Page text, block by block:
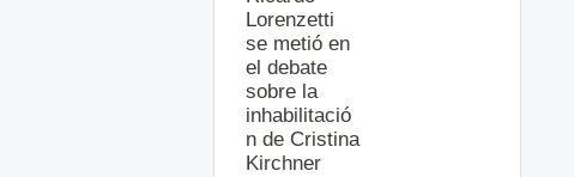
Lorenzetti
se metió en
el debate
sobre la
inhabilitació
n de Cristina
Kirchner